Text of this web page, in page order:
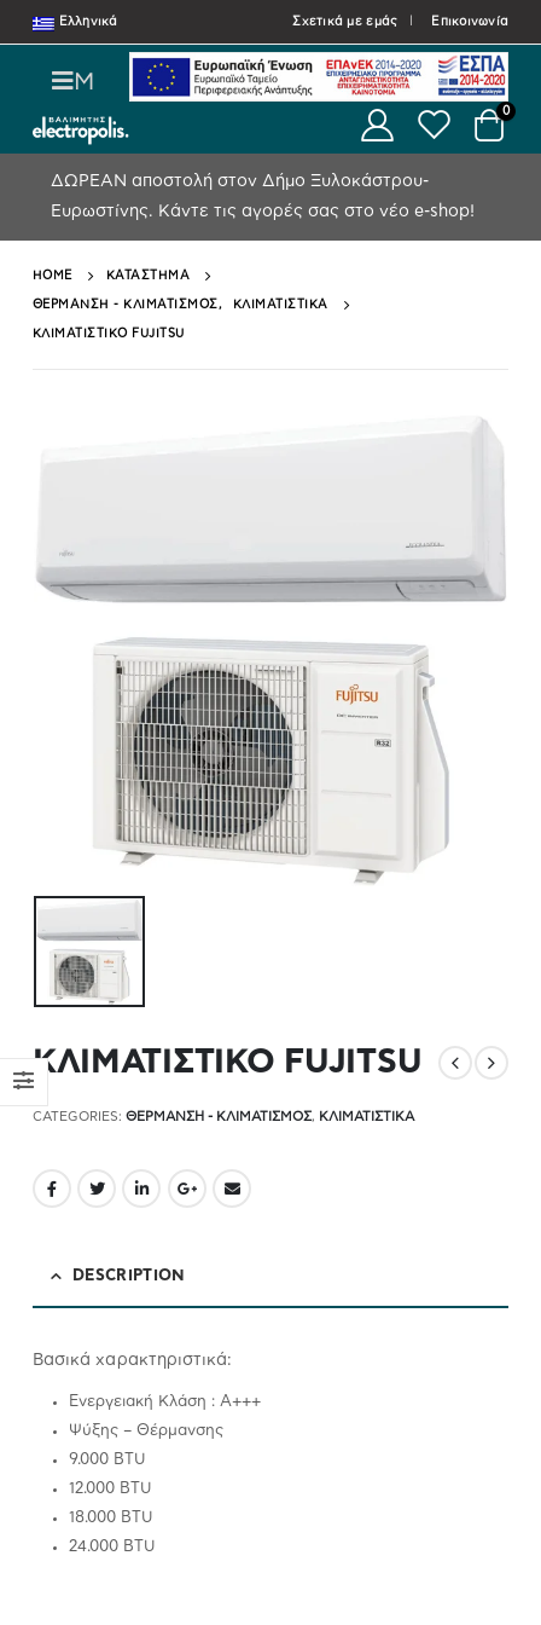
Ελληνικά Σχετικά με εμάς Επικοινωνία
M
0
ΔΩΡΕΑΝ αποστολή στον Δήμο Ξυλοκάστρου-
Ευρωστίνης. Κάντε τις αγορές σας στο νέο e-shop!
HOME ΚΑΤΆΣΤΗΜΑ
ΘΕΡΜΑΝΣΗ - ΚΛΙΜΑΤΙΣΜΟΣ , ΚΛΙΜΑΤΙΣΤΙΚΆ
ΚΛΙΜΑΤΙΣΤΙΚΟ FUJITSU
ΚΛΙΜΑΤΙΣΤΙΚΟ FUJITSU
CATEGORIES: ΘΕΡΜΑΝΣΗ - ΚΛΙΜΑΤΙΣΜΟΣ, ΚΛΙΜΑΤΙΣΤΙΚΆ
DESCRIPTION
Βασικά χαρακτηριστικά:
Ενεργειακή Κλάση : A+++
Ψύξης – Θέρμανσης
9.000 BTU
12.000 BTU
18.000 BTU
24.000 BTU